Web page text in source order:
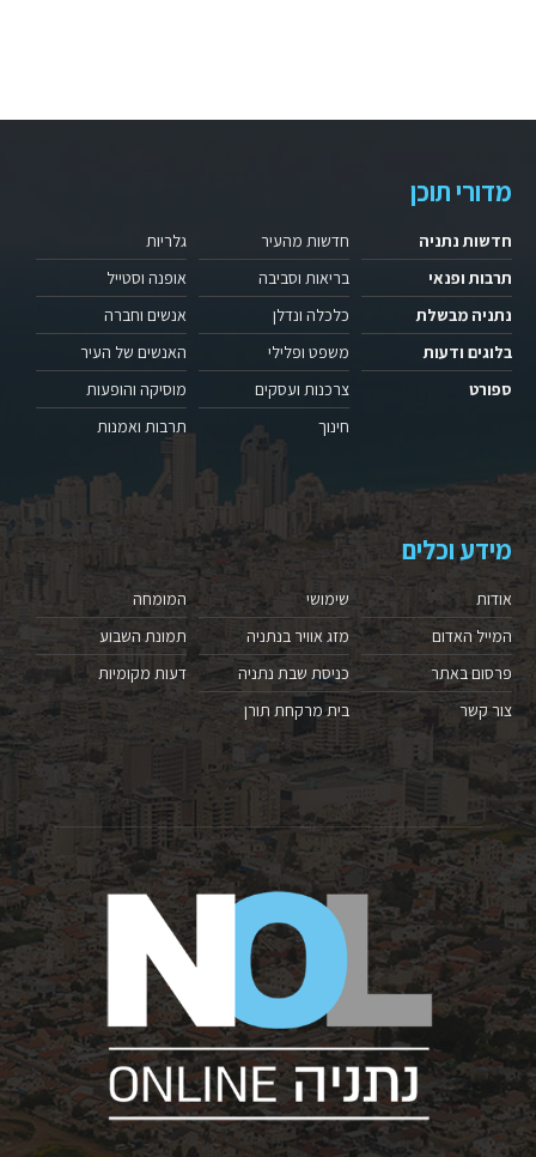
מדורי תוכן
חדשות נתניה
תרבות ופנאי
נתניה מבשלת
בלוגים ודעות
ספורט
חדשות מהעיר
בריאות וסביבה
כלכלה ונדלן
משפט ופלילי
צרכנות ועסקים
חינוך
גלריות
אופנה וסטייל
אנשים וחברה
האנשים של העיר
מוסיקה והופעות
תרבות ואמנות
מידע וכלים
אודות
המייל האדום
פרסום באתר
צור קשר
שימושי
מזג אוויר בנתניה
כניסת שבת נתניה
בית מרקחת תורן
המומחה
תמונת השבוע
דעות מקומיות